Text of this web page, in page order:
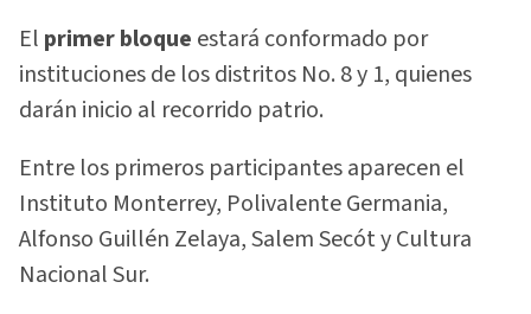
El primer bloque estará conformado por
instituciones de los distritos No. 8 y 1, quienes
darán inicio al recorrido patrio.
Entre los primeros participantes aparecen el
Instituto Monterrey, Polivalente Germania,
Alfonso Guillén Zelaya, Salem Secót y Cultura
Nacional Sur.